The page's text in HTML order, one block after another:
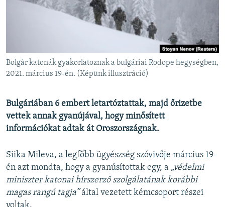
EURÓPAI UNIÓ
A MÚLT TANULSÁGAI
Bolgár katonák gyakorlatoznak a bulgáriai Rodope hegységben,
2021. március 19-én. (Képünk illusztráció)
Bulgáriában 6 embert letartóztattak, majd őrizetbe
vettek annak gyanújával, hogy minősített
információkat adtak át Oroszországnak.
Siika Mileva, a legfőbb ügyészség szóvivője március 19-
én azt mondta, hogy a gyanúsítottak egy, a „védelmi
miniszter katonai hírszerző szolgálatának korábbi
magas rangú tagja”által vezetett kémcsoport részei